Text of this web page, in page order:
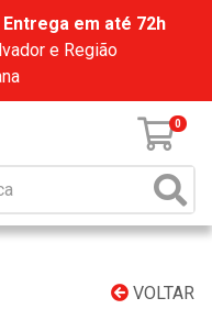
Entrega em até 72h
e Região
0
VOLTAR